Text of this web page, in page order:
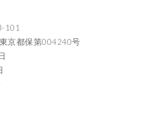
101
京都保第004240号